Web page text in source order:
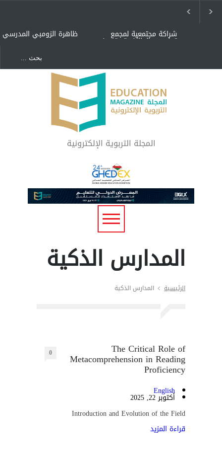
ظاهرة الزومبي المدرسي شراكة مجتمعية لمجمع
تعليمي بالطائف تستهدف
"كنت أنضرب ومافيني إلا
العافية" هل هذا مبرر
لاستمرار أسلوب التربية
المتوارث؟
لماذا تعد برامج توعية الأطفال
بخصوصية الجسد وقاية لا
فضول؟
المجلة التربوية الإلكترونية
المدارس الذكية
الرئيسية المدارس الذكية
The Critical Role of
Metacomprehension in Reading
Proficiency
0
English
أكتوبر 22, 2025
Introduction and Evolution of the Field
قراءة المزيد